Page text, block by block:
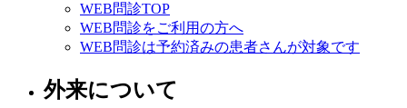
WEB問診TOP
WEB問診をご利用の方へ
WEB問診は予約済みの患者さんが対象です
外来について